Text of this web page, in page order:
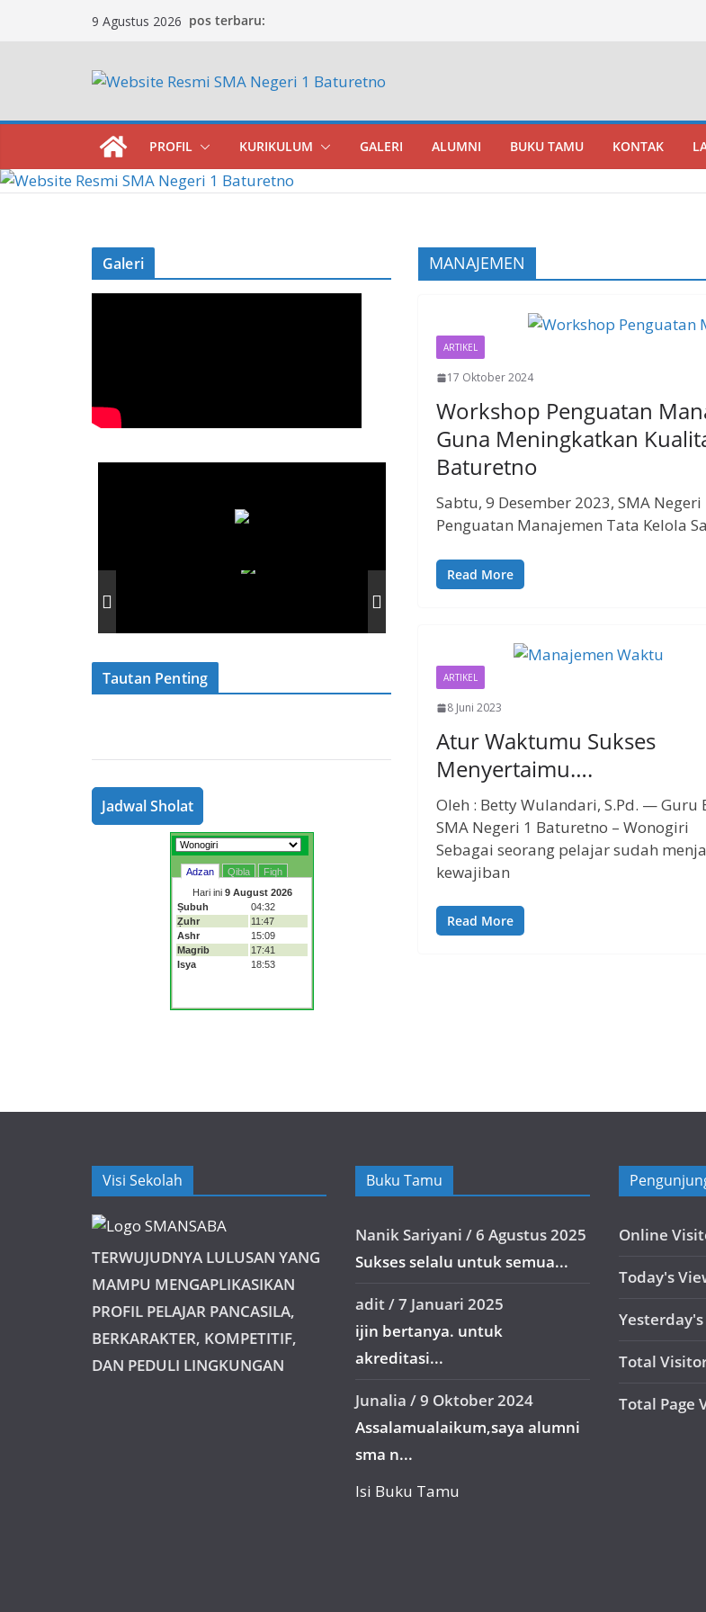
9 Agustus 2026 pos terbaru:
PROFIL KURIKULUM GALERI ALUMNI BUKU TAMU KONTAK
MANAJEMEN
ARTIKEL
17 Oktober 2024
Workshop Penguatan
Guna Meningkatkan
Baturetno
Sabtu, 9 Desember 2023, SMA
Penguatan Manajemen Tata Kelola
Read More
ARTIKEL
8 Juni 2023
Atur Waktumu Sukses
Menyertaimu….
Oleh : Betty Wulandari, S.Pd. — Guru
SMA Negeri 1 Baturetno – Wonogiri
Sebagai seorang pelajar sudah
kewajiban
Read More
Galeri
Tautan Penting
Jadwal Sholat
Visi Sekolah
TERWUJUDNYA LULUSAN YANG
MAMPU MENGAPLIKASIKAN
PROFIL PELAJAR PANCASILA,
BERKARAKTER, KOMPETITIF,
DAN PEDULI LINGKUNGAN
Buku Tamu
Nanik Sariyani /6 Agustus 2025
Sukses selalu untuk semua...
adit/7 Januari 2025
ijin bertanya. untuk
akreditasi...
Junalia /9 Oktober 2024
Assalamualaikum,saya alumni
sma n...
Isi Buku Tamu
Online
Today's
Total
Total Page